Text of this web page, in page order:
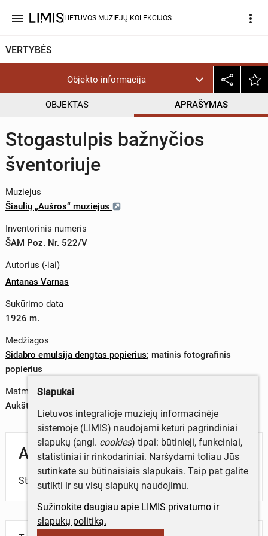
menu LIETUVOS MUZIEJŲ KOLEKCIJOS more_vert
VERTYBĖS
Objekto informacija
OBJEKTAS APRAŠYMAS
Stogastulpis bažnyčios
šventoriuje
Muziejus
Šiaulių „Aušros“ muziejus
Inventorinis numeris
ŠAM Poz. Nr. 522/V
Autorius (-iai)
Antanas Varnas
Sukūrimo data
1926 m.
Medžiagos
Sidabro emulsija dengtas popierius; matinis fotografinis
popierius
Matmenys
Aukštis x plotis – 0 x 0 cm
Aprašymas
Stogastulpis bažnyčios šventoriuje.
Slapukai
Lietuvos integralioje muziejų informacinėje
sistemoje (LIMIS) naudojami keturi pagrindiniai
slapukų (angl. cookies) tipai: būtinieji, funkciniai,
statistiniai ir rinkodariniai. Naršydami toliau Jūs
sutinkate su būtinaisiais slapukais. Taip pat galite
sutikti ir su visų slapukų naudojimu.
Sužinokite daugiau apie LIMIS privatumo ir
slapukų politiką.